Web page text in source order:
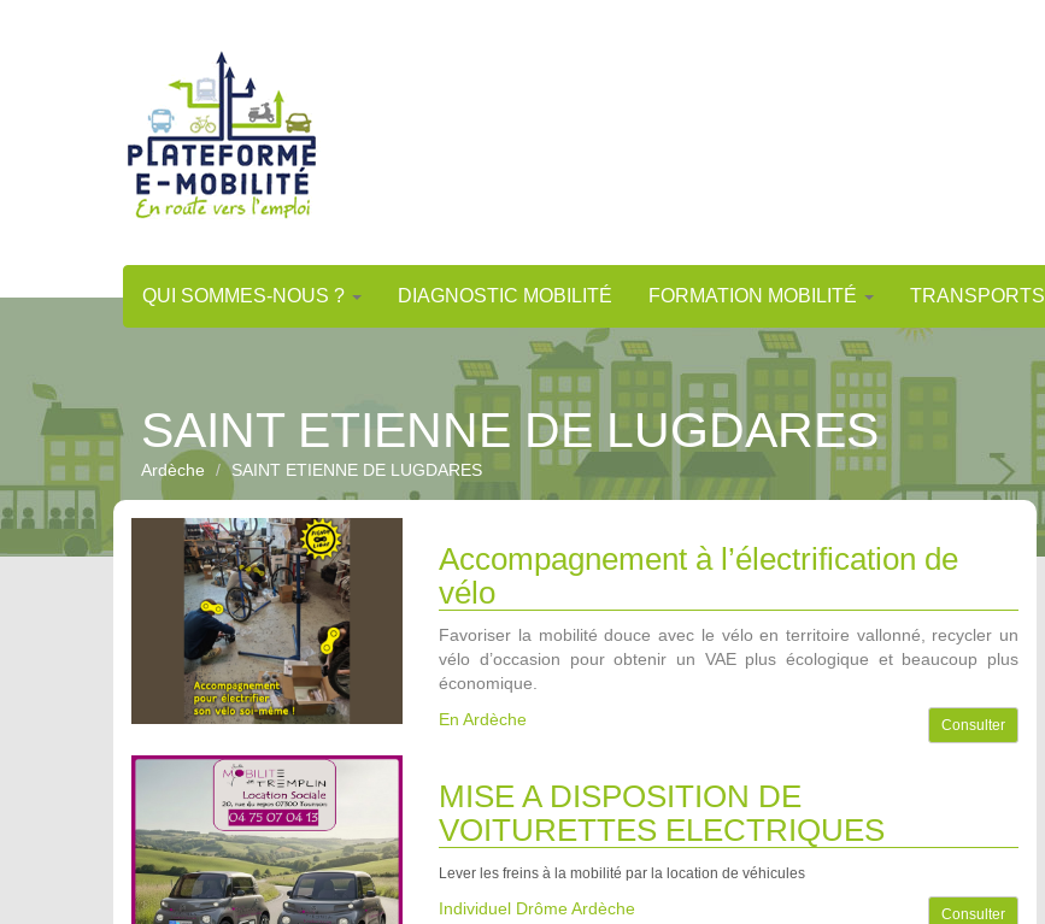
QUI SOMMES-NOUS ? DIAGNOSTIC MOBILITÉ FORMATION MOBILITÉ TRANSPORTS
SAINT ETIENNE DE LUGDARES
Ardèche SAINT ETIENNE DE LUGDARES
Accompagnement à l’électrification de
vélo
Favoriser la mobilité douce avec le vélo en territoire vallonné, recycler un
vélo d’occasion pour obtenir un VAE plus écologique et beaucoup plus
économique.
En Ardèche
Consulter
MISE A DISPOSITION DE
VOITURETTES ELECTRIQUES
Lever les freins à la mobilité par la location de véhicules
Individuel Drôme Ardèche Consulter